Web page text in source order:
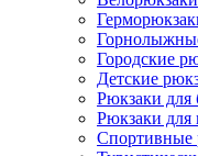
Городские
Детские
Рюкзаки для
Рюкзаки для
Спортивные